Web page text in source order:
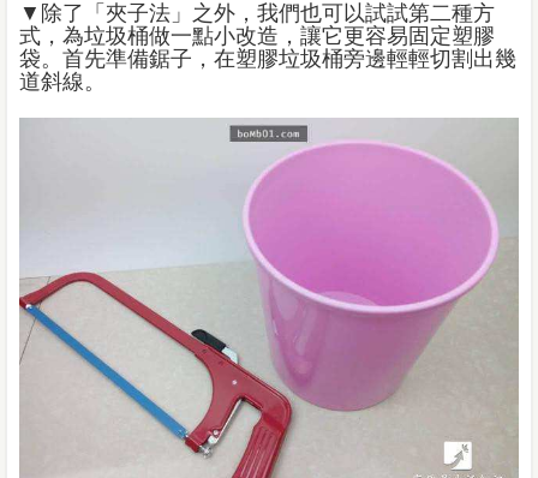
▼除了「夾子法」之外，我們也可以試試第二種方
式，為垃圾桶做一點小改造，讓它更容易固定塑膠
袋。首先準備鋸子，在塑膠垃圾桶旁邊輕輕切割出幾
道斜線。